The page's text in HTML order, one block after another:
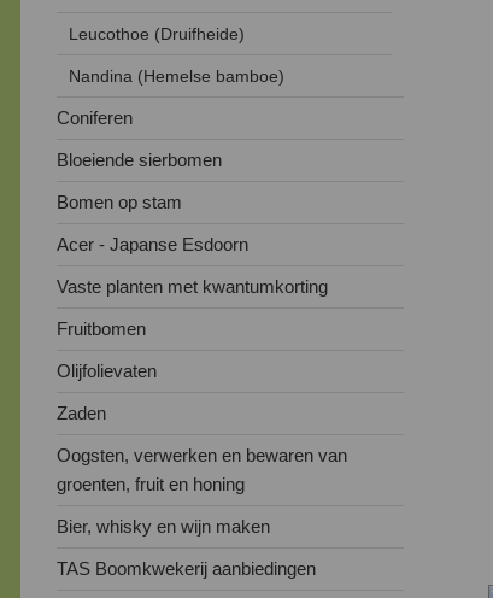
Leucothoe (Druifheide)
Nandina (Hemelse bamboe)
Coniferen
Bloeiende sierbomen
Bomen op stam
Acer - Japanse Esdoorn
Vaste planten met kwantumkorting
Fruitbomen
Olijfolievaten
Zaden
Oogsten, verwerken en bewaren van
groenten, fruit en honing
Bier, whisky en wijn maken
TAS Boomkwekerij aanbiedingen